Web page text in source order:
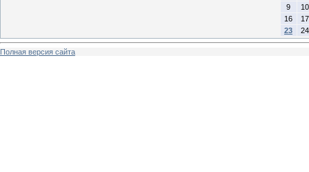
9
10
16
17
23
24
Полная версия сайта